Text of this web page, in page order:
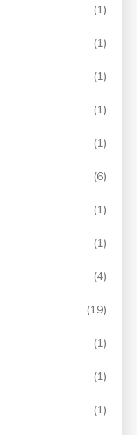
(1)
(1)
(1)
(1)
(1)
(6)
(1)
(1)
(4)
(19)
(1)
(1)
(1)